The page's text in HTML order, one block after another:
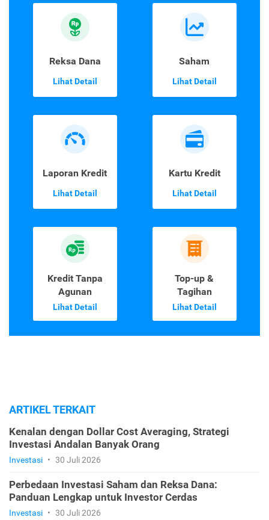
Reksa Dana
Lihat Detail
Saham
Lihat Detail
Laporan Kredit
Lihat Detail
Kartu Kredit
Lihat Detail
Kredit Tanpa
Agunan
Lihat Detail
Top-up &
Tagihan
Lihat Detail
ARTIKEL TERKAIT
Kenalan dengan Dollar Cost Averaging, Strategi
Investasi Andalan Banyak Orang
Investasi • 30 Juli 2026
Perbedaan Investasi Saham dan Reksa Dana:
Panduan Lengkap untuk Investor Cerdas
Investasi • 30 Juli 2026